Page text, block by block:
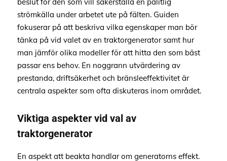
strömkälla under arbetet ute på fälten. Guiden
fokuserar på att beskriva vilka egenskaper man bör
tänka på vid valet av en traktorgenerator samt hur
man jämför olika modeller för att hitta den som bäst
passar ens behov. En noggrann utvärdering av
prestanda, driftsäkerhet och bränsleeffektivitet är
centrala aspekter som ofta diskuteras inom området.
Viktiga aspekter vid val av
traktorgenerator
En aspekt att beakta handlar om generatorns effekt.